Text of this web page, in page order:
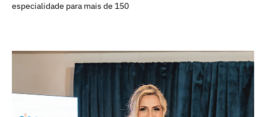
especialidade para mais de 150